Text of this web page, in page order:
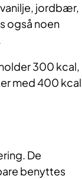
jordbær,
også noen
300 kcal,
med 400 kcal
De
benyttes